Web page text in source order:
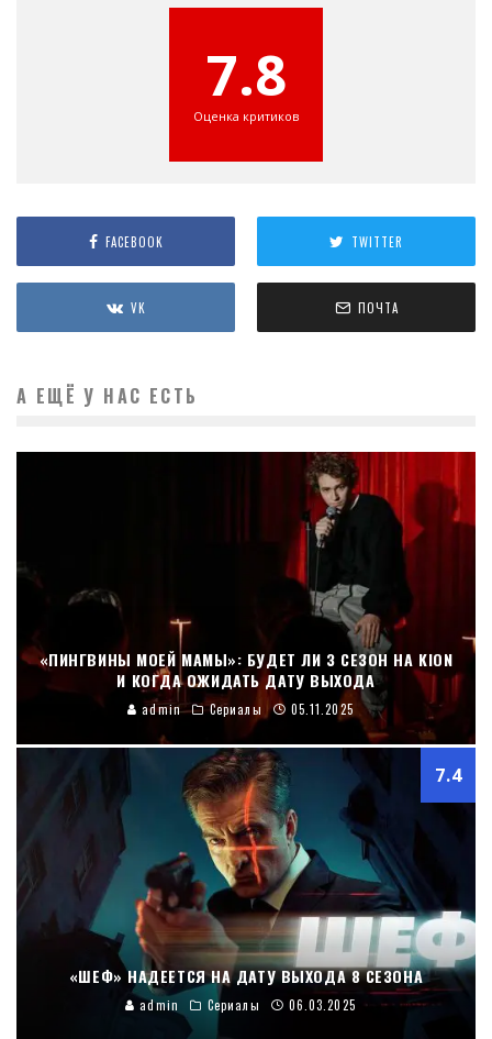
7.8
Оценка критиков
FACEBOOK TWITTER
VK ПОЧТА
А ЕЩЁ У НАС ЕСТЬ
«ПИНГВИНЫ МОЕЙ МАМЫ»: БУДЕТ ЛИ 3 СЕЗОН НА KION
И КОГДА ОЖИДАТЬ ДАТУ ВЫХОДА
admin Сериалы 05.11.2025
7.4
«ШЕФ» НАДЕЕТСЯ НА ДАТУ ВЫХОДА 8 СЕЗОНА
admin Сериалы 06.03.2025